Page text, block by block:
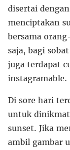
disertai
menciptakan
bersama
saja, bagi
juga terdapat
instagramable.
Di sore hari
untuk
sunset. Jika
ambil gambar